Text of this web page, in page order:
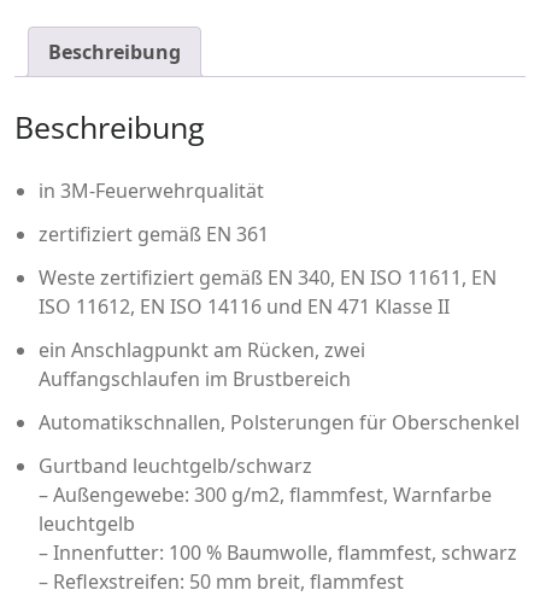
Beschreibung
Beschreibung
in 3M-Feuerwehrqualität
zertifiziert gemäß EN 361
Weste zertifiziert gemäß EN 340, EN ISO 11611, EN
ISO 11612, EN ISO 14116 und EN 471 Klasse II
ein Anschlagpunkt am Rücken, zwei
Auffangschlaufen im Brustbereich
Automatikschnallen, Polsterungen für Oberschenkel
Gurtband leuchtgelb/schwarz
– Außengewebe: 300 g/m2, flammfest, Warnfarbe
leuchtgelb
– Innenfutter: 100 % Baumwolle, flammfest, schwarz
– Reflexstreifen: 50 mm breit, flammfest